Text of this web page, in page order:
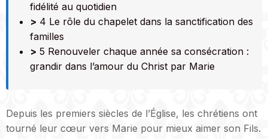
fidélité au quotidien
> 4 Le rôle du chapelet dans la sanctification des
familles
> 5 Renouveler chaque année sa consécration :
grandir dans l’amour du Christ par Marie
Depuis les premiers siècles de l’Église, les chrétiens ont
tourné leur cœur vers Marie pour mieux aimer son Fils.